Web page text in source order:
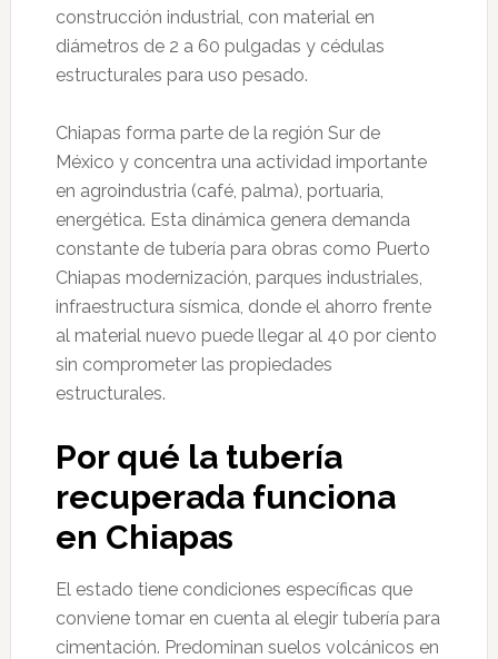
construcción industrial, con material en
diámetros de 2 a 60 pulgadas y cédulas
estructurales para uso pesado.
Chiapas forma parte de la región Sur de
México y concentra una actividad importante
en agroindustria (café, palma), portuaria,
energética. Esta dinámica genera demanda
constante de tubería para obras como Puerto
Chiapas modernización, parques industriales,
infraestructura sísmica, donde el ahorro frente
al material nuevo puede llegar al 40 por ciento
sin comprometer las propiedades
estructurales.
Por qué la tubería
recuperada funciona
en Chiapas
El estado tiene condiciones específicas que
conviene tomar en cuenta al elegir tubería para
cimentación. Predominan suelos volcánicos en